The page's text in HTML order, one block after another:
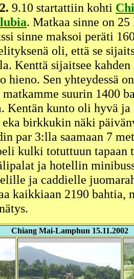
9.10 startattiin kohti
. Matkaa sinne on
sinne maksoi peräti
oli, että se
Kenttä sijaitsee
hieno. Sen yhteydessä
suurin 1400
Kentän kunto oli hyvä
eka birkkukin näki
par 3:lla saamaan 7
kulki totuttuun tapaan
ja hotellin
ja caddielle
kaikkiaan 2190 bahtia,
Chiang Mai-Lamphun 15.11.2002